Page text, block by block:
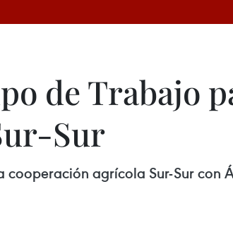
de Trabajo
Sur
agrícola Sur-Sur con